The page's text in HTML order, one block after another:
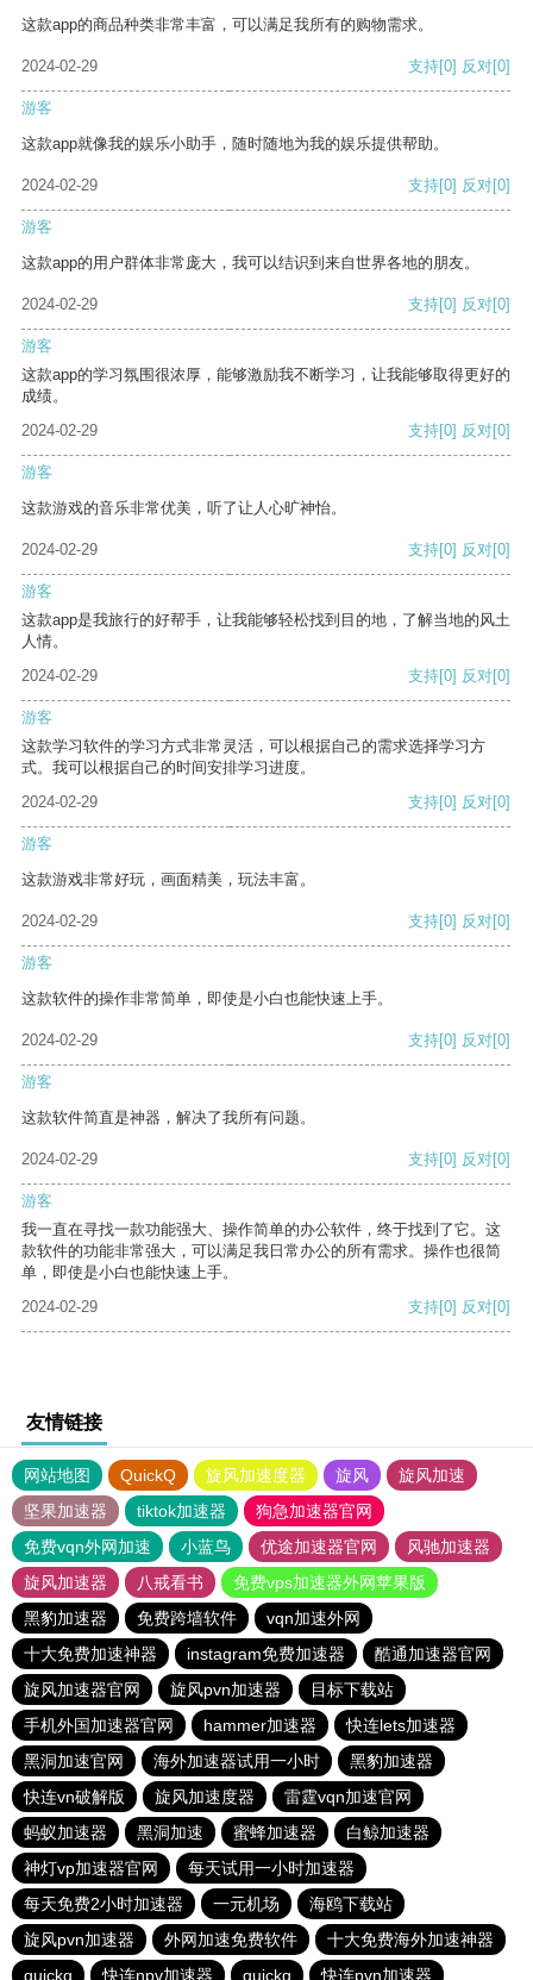
这款app的商品种类非常丰富，可以满足我所有的购物需求。
2024-02-29 支持[0] 反对[0]
游客
这款app就像我的娱乐小助手，随时随地为我的娱乐提供帮助。
2024-02-29 支持[0] 反对[0]
游客
这款app的用户群体非常庞大，我可以结识到来自世界各地的朋友。
2024-02-29 支持[0] 反对[0]
游客
这款app的学习氛围很浓厚，能够激励我不断学习，让我能够取得更好的
成绩。
2024-02-29
支持[0] 反对[0]
游客
这款游戏的音乐非常优美，听了让人心旷神怡。
2024-02-29 支持[0] 反对[0]
游客
这款app是我旅行的好帮手，让我能够轻松找到目的地，了解当地的风土
人情。
2024-02-29
支持[0] 反对[0]
游客
这款学习软件的学习方式非常灵活，可以根据自己的需求选择学习方
式。我可以根据自己的时间安排学习进度。
2024-02-29
支持[0] 反对[0]
游客
这款游戏非常好玩，画面精美，玩法丰富。
2024-02-29 支持[0] 反对[0]
游客
这款软件的操作非常简单，即使是小白也能快速上手。
2024-02-29 支持[0] 反对[0]
游客
这款软件简直是神器，解决了我所有问题。
2024-02-29 支持[0] 反对[0]
游客
我一直在寻找一款功能强大、操作简单的办公软件，终于找到了它。这
款软件的功能非常强大，可以满足我日常办公的所有需求。操作也很简
单，即使是小白也能快速上手。
2024-02-29
支持[0] 反对[0]
友情链接
网站地图 QuickQ 旋风加速度器 旋风
旋风加速
坚果加速器
tiktok加速器
狗急加速器官网
免费vqn外网加速
小蓝鸟 优途加速器官网
风驰加速器
旋风加速器
八戒看书
免费vps加速器外网苹果版
黑豹加速器
免费跨墙软件
vqn加速外网
十大免费加速神器
instagram免费加速器
酷通加速器官网
旋风加速器官网
旋风pvn加速器
目标下载站
手机外国加速器官网
hammer加速器
快连lets加速器
黑洞加速官网
海外加速器试用一小时
黑豹加速器
快连vn破解版
旋风加速度器
雷霆vqn加速官网
蚂蚁加速器
黑洞加速 蜜蜂加速器
白鲸加速器
神灯vp加速器官网
每天试用一小时加速器
每天免费2小时加速器
一元机场
海鸥下载站
旋风pvn加速器
外网加速免费软件
十大免费海外加速神器
quickq
快连npv加速器 quickq 快连pvn加速器